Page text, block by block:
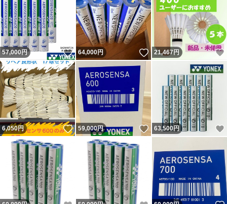
57,000円 いいね！
64,000円 いいね！
21,467円
6,050円 いいね！
59,000円 いいね！
63,500円